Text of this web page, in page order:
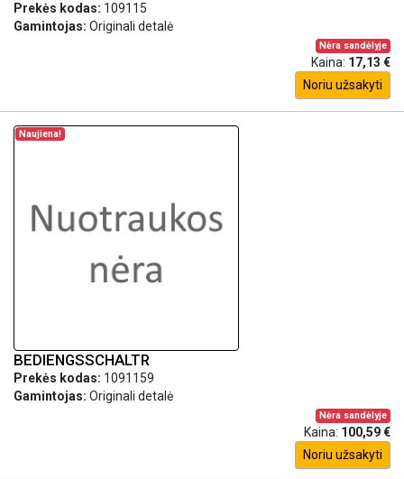
Prekės kodas: 109115
Gamintojas: Originali detalė
Nėra sandėlyje
Kaina: 17,13 €
Noriu užsakyti
Naujiena!
BEDIENGSSCHALTR
Prekės kodas: 1091159
Gamintojas: Originali detalė
Nėra sandėlyje
Kaina: 100,59 €
Noriu užsakyti